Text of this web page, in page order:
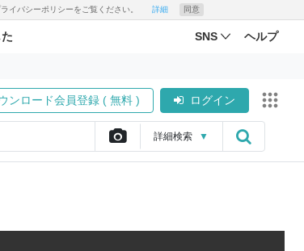
イバシーポリシーをご覧ください。 詳細 同意
SNS ヘルプ
ンロード会員登録 ( 無料 ) ログイン
詳細検索 ▼